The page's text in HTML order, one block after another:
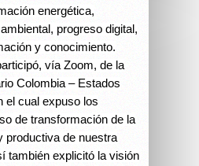
energética,
progreso digital,
y conocimiento.
vía Zoom, de la
Colombia – Estados
el cual expuso los
de transformación de la
productiva de nuestra
también explicitó la visión